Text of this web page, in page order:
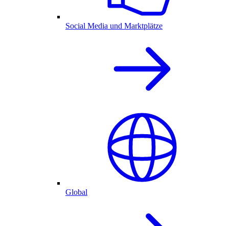
Social Media und Marktplätze
Global